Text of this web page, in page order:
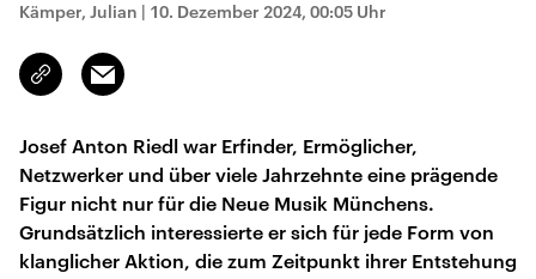
Kämper, Julian | 10. Dezember 2024, 00:05 Uhr
Link
kopieren/teilen
Email
Josef Anton Riedl war Erfinder, Ermöglicher,
Netzwerker und über viele Jahrzehnte eine prägende
Figur nicht nur für die Neue Musik Münchens.
Grundsätzlich interessierte er sich für jede Form von
klanglicher Aktion, die zum Zeitpunkt ihrer Entstehung